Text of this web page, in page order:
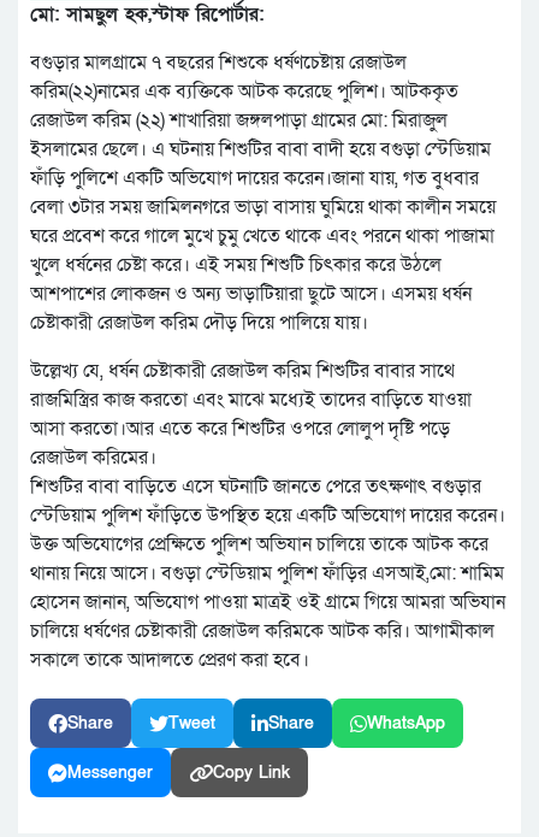
মো: সামছুল হক,স্টাফ রিপোর্টার:
বগুড়ার মালগ্রামে ৭ বছরের শিশুকে ধর্ষণচেষ্টায় রেজাউল
করিম(২২)নামের এক ব্যক্তিকে আটক করেছে পুলিশ। আটককৃত
রেজাউল করিম (২২) শাখারিয়া জঙ্গলপাড়া গ্রামের মো: মিরাজুল
ইসলামের ছেলে। এ ঘটনায় শিশুটির বাবা বাদী হয়ে বগুড়া স্টেডিয়াম
ফাঁড়ি পুলিশে একটি অভিযোগ দায়ের করেন।জানা যায়, গত বুধবার
বেলা ৩টার সময় জামিলনগরে ভাড়া বাসায় ঘুমিয়ে থাকা কালীন সময়ে
ঘরে প্রবেশ করে গালে মুখে চুমু খেতে থাকে এবং পরনে থাকা পাজামা
খুলে ধর্ষনের চেষ্টা করে। এই সময় শিশুটি চিৎকার করে উঠলে
আশপাশের লোকজন ও অন্য ভাড়াটিয়ারা ছুটে আসে। এসময় ধর্ষন
চেষ্টাকারী রেজাউল করিম দৌড় দিয়ে পালিয়ে যায়।
উল্লেখ্য যে, ধর্ষন চেষ্টাকারী রেজাউল করিম শিশুটির বাবার সাথে
রাজমিস্ত্রির কাজ করতো এবং মাঝে মধ্যেই তাদের বাড়িতে যাওয়া
আসা করতো।আর এতে করে শিশুটির ওপরে লোলুপ দৃষ্টি পড়ে
রেজাউল করিমের।
শিশুটির বাবা বাড়িতে এসে ঘটনাটি জানতে পেরে তৎক্ষণাৎ বগুড়ার
স্টেডিয়াম পুলিশ ফাঁড়িতে উপস্থিত হয়ে একটি অভিযোগ দায়ের করেন।
উক্ত অভিযোগের প্রেক্ষিতে পুলিশ অভিযান চালিয়ে তাকে আটক করে
থানায় নিয়ে আসে। বগুড়া স্টেডিয়াম পুলিশ ফাঁড়ির এসআই,মো: শামিম
হোসেন জানান, অভিযোগ পাওয়া মাত্রই ওই গ্রামে গিয়ে আমরা অভিযান
চালিয়ে ধর্ষণের চেষ্টাকারী রেজাউল করিমকে আটক করি। আগামীকাল
সকালে তাকে আদালতে প্রেরণ করা হবে।
Share Tweet Share WhatsApp
Messenger Copy Link